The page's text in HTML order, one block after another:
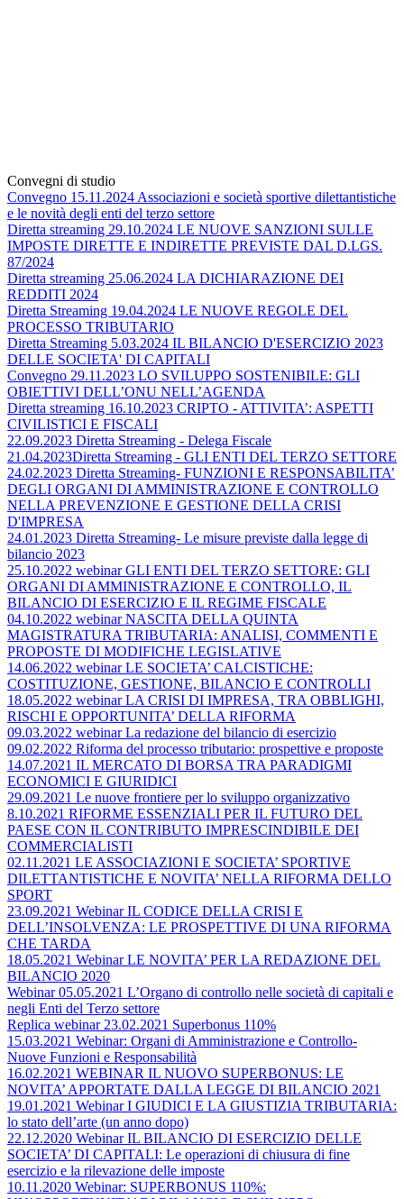
Convegni di studio
Convegno 15.11.2024 Associazioni e società sportive dilettantistiche
e le novità degli enti del terzo settore
Diretta streaming 29.10.2024 LE NUOVE SANZIONI SULLE
IMPOSTE DIRETTE E INDIRETTE PREVISTE DAL D.LGS.
87/2024
Diretta streaming 25.06.2024 LA DICHIARAZIONE DEI
REDDITI 2024
Diretta Streaming 19.04.2024 LE NUOVE REGOLE DEL
PROCESSO TRIBUTARIO
Diretta Streaming 5.03.2024 IL BILANCIO D'ESERCIZIO 2023
DELLE SOCIETA' DI CAPITALI
Convegno 29.11.2023 LO SVILUPPO SOSTENIBILE: GLI
OBIETTIVI DELL’ONU NELL’AGENDA
Diretta streaming 16.10.2023 CRIPTO - ATTIVITA’: ASPETTI
CIVILISTICI E FISCALI
22.09.2023 Diretta Streaming - Delega Fiscale
21.04.2023Diretta Streaming - GLI ENTI DEL TERZO SETTORE
24.02.2023 Diretta Streaming- FUNZIONI E RESPONSABILITA’
DEGLI ORGANI DI AMMINISTRAZIONE E CONTROLLO
NELLA PREVENZIONE E GESTIONE DELLA CRISI
D'IMPRESA
24.01.2023 Diretta Streaming- Le misure previste dalla legge di
bilancio 2023
25.10.2022 webinar GLI ENTI DEL TERZO SETTORE: GLI
ORGANI DI AMMINISTRAZIONE E CONTROLLO, IL
BILANCIO DI ESERCIZIO E IL REGIME FISCALE
04.10.2022 webinar NASCITA DELLA QUINTA
MAGISTRATURA TRIBUTARIA: ANALISI, COMMENTI E
PROPOSTE DI MODIFICHE LEGISLATIVE
14.06.2022 webinar LE SOCIETA’ CALCISTICHE:
COSTITUZIONE, GESTIONE, BILANCIO E CONTROLLI
18.05.2022 webinar LA CRISI DI IMPRESA, TRA OBBLIGHI,
RISCHI E OPPORTUNITA’ DELLA RIFORMA
09.03.2022 webinar La redazione del bilancio di esercizio
09.02.2022 Riforma del processo tributario: prospettive e proposte
14.07.2021 IL MERCATO DI BORSA TRA PARADIGMI
ECONOMICI E GIURIDICI
29.09.2021 Le nuove frontiere per lo sviluppo organizzativo
8.10.2021 RIFORME ESSENZIALI PER IL FUTURO DEL
PAESE CON IL CONTRIBUTO IMPRESCINDIBILE DEI
COMMERCIALISTI
02.11.2021 LE ASSOCIAZIONI E SOCIETA’ SPORTIVE
DILETTANTISTICHE E NOVITA’ NELLA RIFORMA DELLO
SPORT
23.09.2021 Webinar IL CODICE DELLA CRISI E
DELL’INSOLVENZA: LE PROSPETTIVE DI UNA RIFORMA
CHE TARDA
18.05.2021 Webinar LE NOVITA’ PER LA REDAZIONE DEL
BILANCIO 2020
Webinar 05.05.2021 L’Organo di controllo nelle società di capitali e
negli Enti del Terzo settore
Replica webinar 23.02.2021 Superbonus 110%
15.03.2021 Webinar: Organi di Amministrazione e Controllo-
Nuove Funzioni e Responsabilità
16.02.2021 WEBINAR IL NUOVO SUPERBONUS: LE
NOVITA’ APPORTATE DALLA LEGGE DI BILANCIO 2021
19.01.2021 Webinar I GIUDICI E LA GIUSTIZIA TRIBUTARIA:
lo stato dell’arte (un anno dopo)
22.12.2020 Webinar IL BILANCIO DI ESERCIZIO DELLE
SOCIETA’ DI CAPITALI: Le operazioni di chiusura di fine
esercizio e la rilevazione delle imposte
10.11.2020 Webinar: SUPERBONUS 110%: